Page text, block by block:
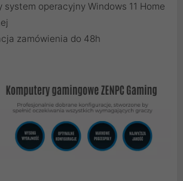
operacyjny Windows 11 Home
zamówienia do 48h